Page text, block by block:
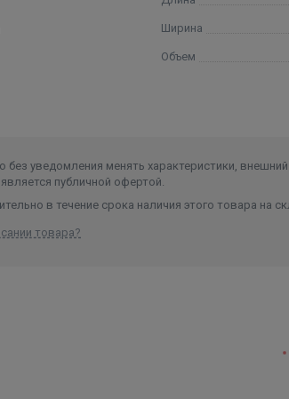
Ширина
Объем
без уведомления менять характеристики,
публичной офертой.
в течение срока наличия этого товара на
товара?